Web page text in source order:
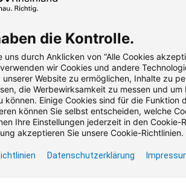
€
Seminar Präsenz 3 Termine
- VDE-AR-N
Zertifizierung von Anlagen nach den
die Kontrolle.
uns durch Anklicken von “Alle Cookies
wir Cookies und andere
Website zu ermöglichen, Inhalte zu
die Werbewirksamkeit zu messen und um
können. Einige Cookies sind für die Funktion
können Sie selbst entscheiden, welche
Ihre Einstellungen jederzeit in den Cookie-
akzeptieren Sie unsere Cookie-Richtlinien.
Datenschutzerklärung